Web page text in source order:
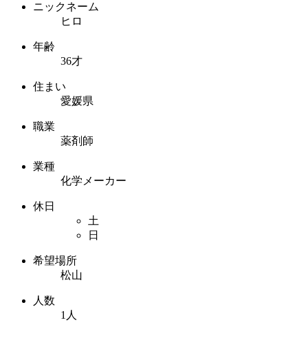
ニックネーム
ヒロ
年齢
36才
住まい
愛媛県
職業
薬剤師
業種
化学メーカー
休日
土
日
希望場所
松山
人数
1人